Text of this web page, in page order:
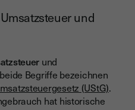
und
und
Begriffe bezeichnen
(UStG).
hat historische